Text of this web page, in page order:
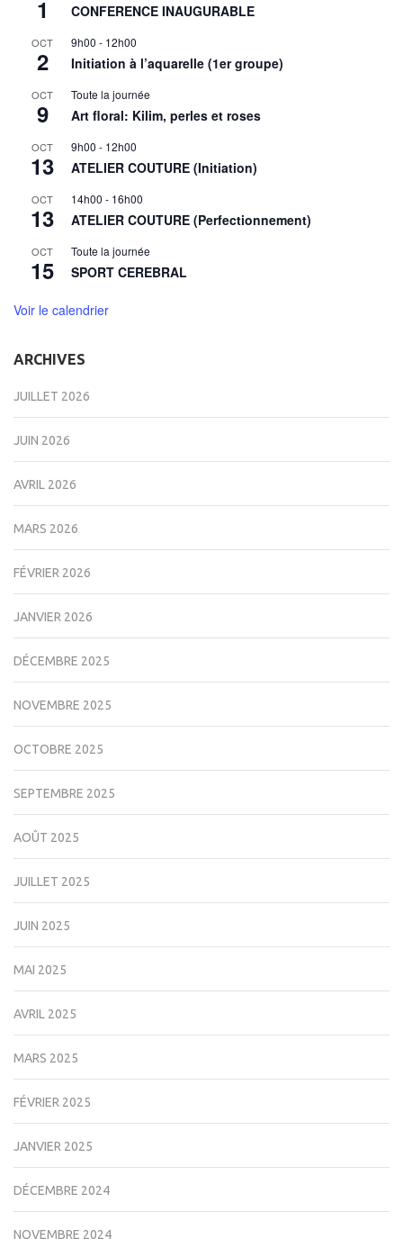
1 CONFERENCE INAUGURABLE
OCT
2
9h00 - 12h00
Initiation à l’aquarelle (1er groupe)
OCT
9
Toute la journée
Art floral: Kilim, perles et roses
OCT
13
9h00 - 12h00
ATELIER COUTURE (Initiation)
OCT
13
14h00 - 16h00
ATELIER COUTURE (Perfectionnement)
OCT
15
Toute la journée
SPORT CEREBRAL
Voir le calendrier
ARCHIVES
JUILLET 2026
JUIN 2026
AVRIL 2026
MARS 2026
FÉVRIER 2026
JANVIER 2026
DÉCEMBRE 2025
NOVEMBRE 2025
OCTOBRE 2025
SEPTEMBRE 2025
AOÛT 2025
JUILLET 2025
JUIN 2025
MAI 2025
AVRIL 2025
MARS 2025
FÉVRIER 2025
JANVIER 2025
DÉCEMBRE 2024
NOVEMBRE 2024